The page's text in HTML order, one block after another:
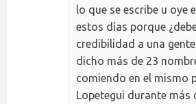
lo que se escribe u oye
estos días porque
credibilidad a una
dicho más de 23
comiendo en el mismo
Lopetegui durante más